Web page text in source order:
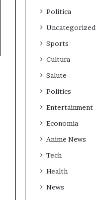
Politica
Uncategorized
Sports
Cultura
Salute
Politics
Entertainment
Economia
Anime News
Tech
Health
News